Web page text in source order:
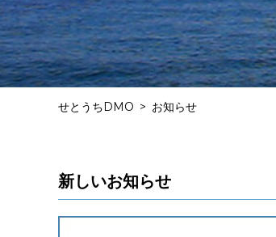
せとうちDMO お知らせ
新しいお知らせ